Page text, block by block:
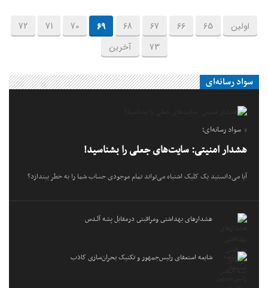
اولین 65
66
67
68
69
70
71
72
73
آخرین
سواد رسانه‌ای
سواد رسانه‌ای؛
هشدار امنیتی: سایت‌های جعلی را بشناسید!
آیا می‌دانستید یک کلیک اشتباه می‌تواند تمام موجودی حساب شما را به خطر بیندازد؟
هشدارهاى بهداشتى ومراقبتى درمقابل پشه آئـدس
شایعه استعفای رئیس‌جمهور و تکنیک بحران‌سازی کاذب